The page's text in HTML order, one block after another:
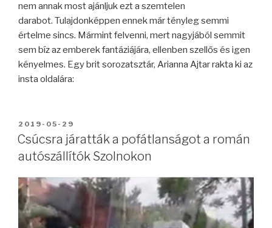
nem annak most ajánljuk ezt a szemtelen
darabot. Tulajdonképpen ennek már tényleg semmi
értelme sincs. Mármint felvenni, mert nagyjából semmit
sem bíz az emberek fantáziájára, ellenben szellős és igen
kényelmes. Egy brit sorozatsztár, Arianna Ajtar rakta ki az
insta oldalára:
BEKÜLDVE:
2019-05-29
Csúcsra járatták a pofátlanságot a román
autószállítók Szolnokon